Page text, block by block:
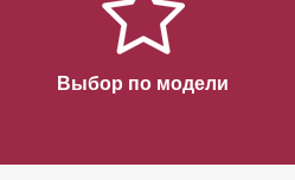
Выбор по модели